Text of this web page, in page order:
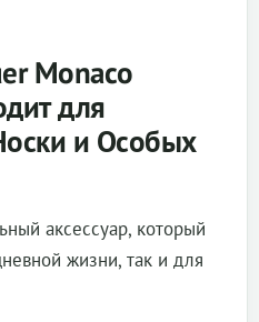
Monaco
для
и Особых
аксессуар, который
жизни, так и для